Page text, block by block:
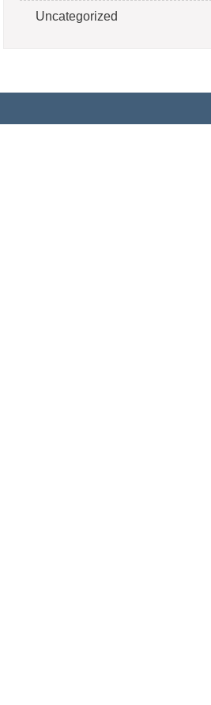
Uncategorized